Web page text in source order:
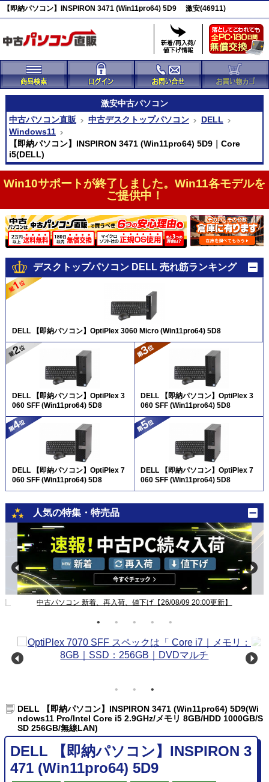
【即納パソコン】INSPIRON 3471 (Win11pro64) 5D9 激安(46911)
激安中古パソコン
中古パソコン直販
中古デスクトップパソコン
DELL
Windows11
【即納パソコン】INSPIRON 3471 (Win11pro64) 5D9｜Core
i5(DELL)
Win10サポートが終了しました。Win11各モデルを
ご提供中！
デスクトップパソコン DELL 売れ筋ランキング
DELL 【即納パソコン】OptiPlex 3060 Micro (Win11pro64) 5D8
DELL 【即納パソコン】OptiPlex 3
060 SFF (Win11pro64) 5D8
DELL 【即納パソコン】OptiPlex 3
060 SFF (Win11pro64) 5D8
DELL 【即納パソコン】OptiPlex 7
060 SFF (Win11pro64) 5D8
DELL 【即納パソコン】OptiPlex 7
060 SFF (Win11pro64) 5D8
人気の特集・特売品
中古パソコン 新着、再入荷、値下げ【26/08/09 20:00更新】
DELL 【即納パソコン】INSPIRON 3471 (Win11pro64) 5D9(Wi
ndows11 Pro/Intel Core i5 2.9GHz/メモリ 8GB/HDD 1000GB/S
SD 256GB/無線LAN)
DELL 【即納パソコン】INSPIRON 3
471 (Win11pro64) 5D9